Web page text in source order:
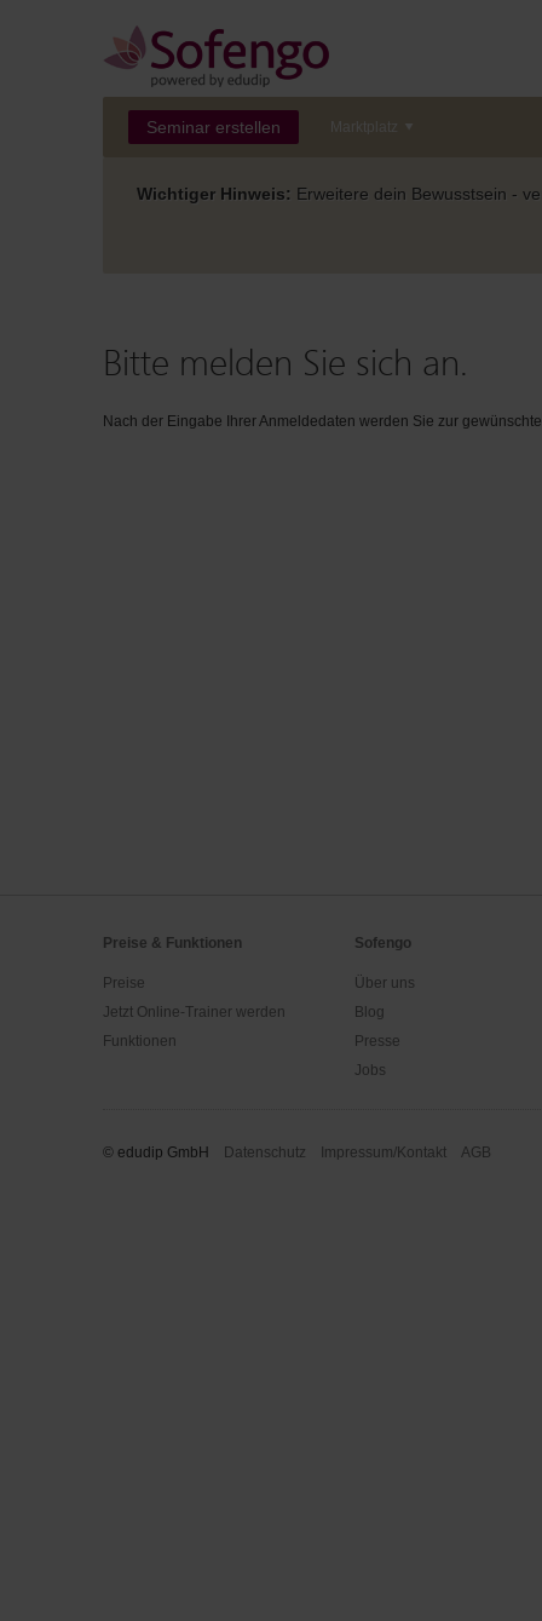
Seminar erstellen Marktplatz
Wichtiger Hinweis: Erweitere dein Bewusstsein -
Bitte melden Sie sich an.
Nach der Eingabe Ihrer Anmeldedaten werden Sie zur
Preise & Funktionen
Preise
Jetzt Online-Trainer werden
Funktionen
Sofengo
Über uns
Blog
Presse
Jobs
© edudip GmbH Datenschutz Impressum/Kontakt AGB